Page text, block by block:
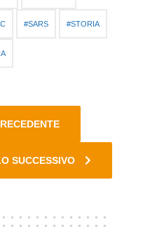
SARS STORIA
SUCCESSIVO